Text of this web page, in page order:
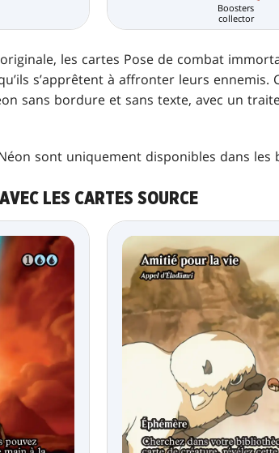
Boosters
collector
les cartes Pose de combat
s’apprêtent à affronter leurs ennemis.
sans bordure et sans texte, avec un
sont uniquement disponibles dans les
LES CARTES SOURCE